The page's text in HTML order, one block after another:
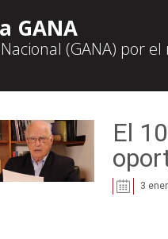
GANA
(GANA) por
El
3